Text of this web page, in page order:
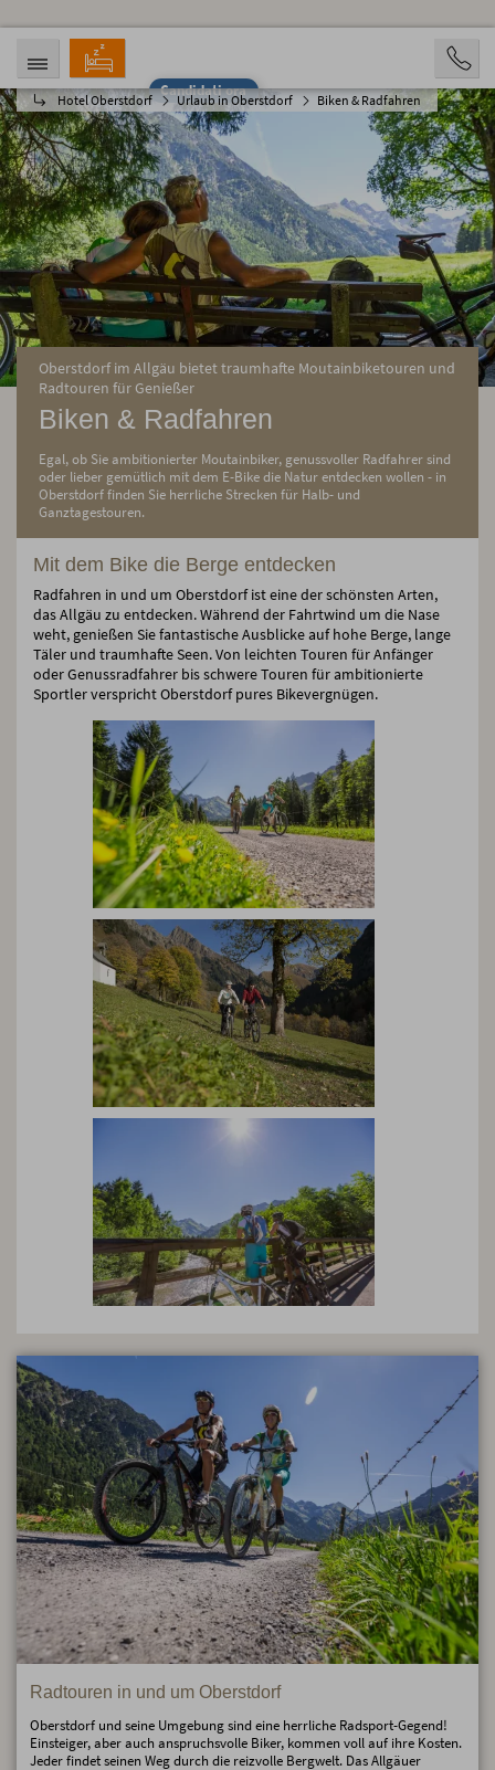
Candidati ora
Hotel Oberstdorf Urlaub in Oberstdorf Biken & Radfahren
ARRIVO
07.08.2026
PARTENZA
12.08.2026
PERSONE
2 Personen
PRENOTAZIONE
Oberstdorf im Allgäu bietet traumhafte Moutainbiketouren und
Radtouren für Genießer
Biken & Radfahren
Egal, ob Sie ambitionierter Moutainbiker, genussvoller Radfahrer sind
oder lieber gemütlich mit dem E-Bike die Natur entdecken wollen - in
Oberstdorf finden Sie herrliche Strecken für Halb- und
Ganztagestouren.
Mit dem Bike die Berge entdecken
Radfahren in und um Oberstdorf ist eine der schönsten Arten,
das Allgäu zu entdecken. Während der Fahrtwind um die Nase
weht, genießen Sie fantastische Ausblicke auf hohe Berge, lange
Täler und traumhafte Seen. Von leichten Touren für Anfänger
oder Genussradfahrer bis schwere Touren für ambitionierte
Sportler verspricht Oberstdorf pures Bikevergnügen.
Radtouren in und um Oberstdorf
Oberstdorf und seine Umgebung sind eine herrliche Radsport-Gegend!
Einsteiger, aber auch anspruchsvolle Biker, kommen voll auf ihre Kosten.
Jeder findet seinen Weg durch die reizvolle Bergwelt. Das Allgäuer